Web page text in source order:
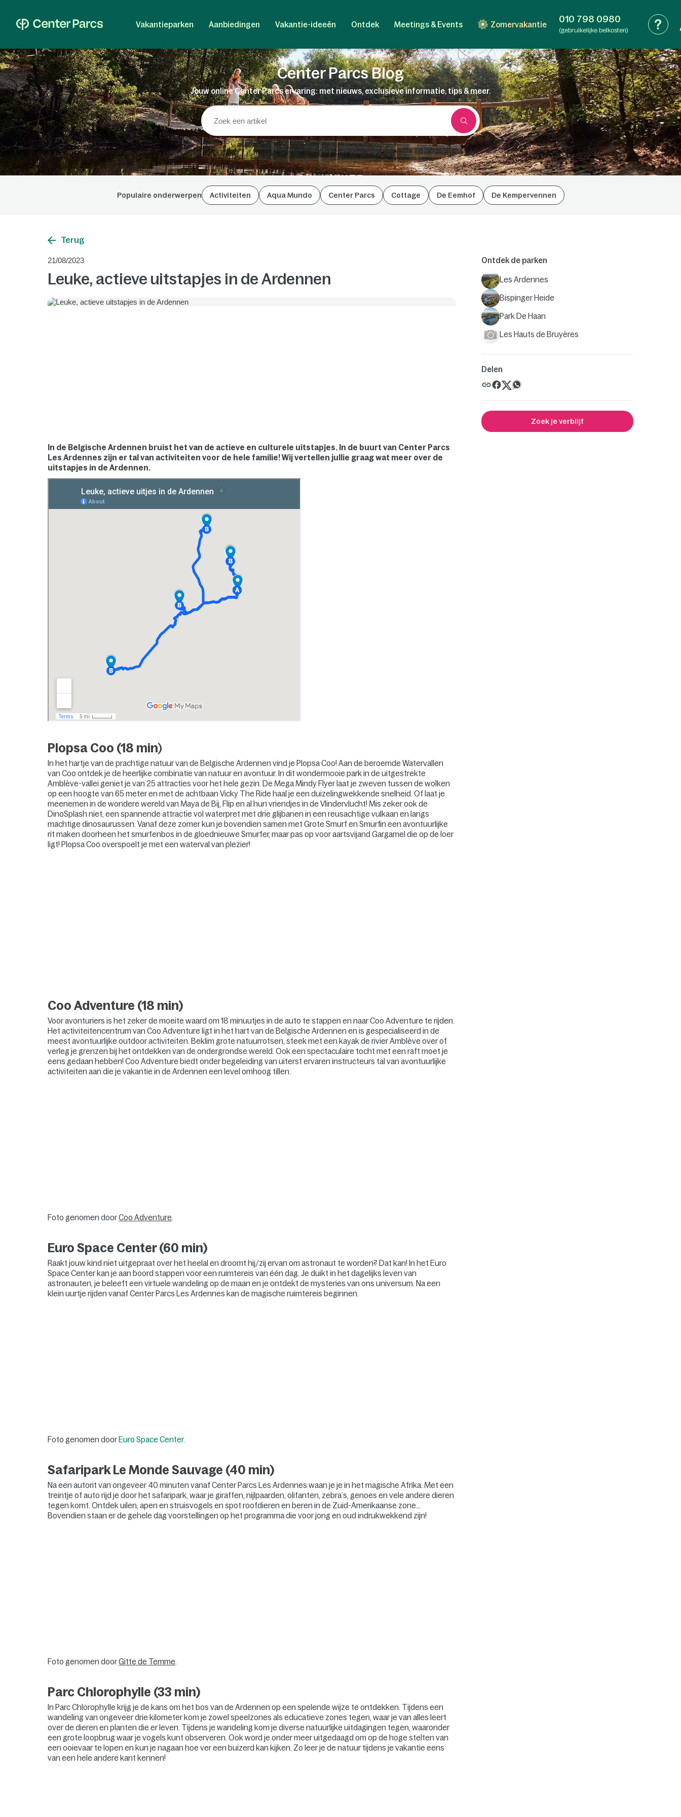
Vakantieparken Aanbiedingen Vakantie-ideeën Ontdek Meetings & Events Zomervakantie 010 798 0980
(gebruikelijke belkosten)
Center Parcs Blog
Jouw online Center Parcs ervaring: met nieuws, exclusieve informatie, tips & meer.
Populaire onderwerpen Activiteiten Aqua Mundo Center Parcs Cottage De Eemhof De Kempervennen
Terug
21/08/2023
Leuke, actieve uitstapjes in de Ardennen
In de Belgische Ardennen bruist het van de actieve en culturele uitstapjes. In de buurt van Center Parcs
Les Ardennes zijn er tal van activiteiten voor de hele familie! Wij vertellen jullie graag wat meer over de
uitstapjes in de Ardennen.
Plopsa Coo (18 min)
In het hartje van de prachtige natuur van de Belgische Ardennen vind je Plopsa Coo! Aan de beroemde Watervallen
van Coo ontdek je de heerlijke combinatie van natuur en avontuur. In dit wondermooie park in de uitgestrekte
Amblève-vallei geniet je van 25 attracties voor het hele gezin. De Mega Mindy Flyer laat je zweven tussen de wolken
op een hoogte van 65 meter en met de achtbaan Vicky The Ride haal je een duizelingwekkende snelheid. Of laat je
meenemen in de wondere wereld van Maya de Bij, Flip en al hun vriendjes in de Vlindervlucht! Mis zeker ook de
DinoSplash niet, een spannende attractie vol waterpret met drie glijbanen in een reusachtige vulkaan en langs
machtige dinosaurussen. Vanaf deze zomer kun je bovendien samen met Grote Smurf en Smurfin een avontuurlijke
rit maken doorheen het smurfenbos in de gloednieuwe Smurfer, maar pas op voor aartsvijand Gargamel die op de loer
ligt! Plopsa Coo overspoelt je met een waterval van plezier!
Coo Adventure (18 min)
Voor avonturiers is het zeker de moeite waard om 18 minuutjes in de auto te stappen en naar Coo Adventure te rijden.
Het activiteitencentrum van Coo Adventure ligt in het hart van de Belgische Ardennen en is gespecialiseerd in de
meest avontuurlijke outdoor activiteiten. Beklim grote natuurrotsen, steek met een kayak de rivier Amblève over of
verleg je grenzen bij het ontdekken van de ondergrondse wereld. Ook een spectaculaire tocht met een raft moet je
eens gedaan hebben! Coo Adventure biedt onder begeleiding van uiterst ervaren instructeurs tal van avontuurlijke
activiteiten aan die je vakantie in de Ardennen een level omhoog tillen.
Foto genomen doorCoo Adventure.
Euro Space Center (60 min)
Raakt jouw kind niet uitgepraat over het heelal en droomt hij/zij ervan om astronaut te worden? Dat kan! In het Euro
Space Center kan je aan boord stappen voor een ruimtereis van één dag. Je duikt in het dagelijks leven van
astronauten, je beleeft een virtuele wandeling op de maan en je ontdekt de mysteries van ons universum. Na een
klein uurtje rijden vanaf Center Parcs Les Ardennes kan de magische ruimtereis beginnen.
Foto genomen door Euro Space Center.
Safaripark Le Monde Sauvage (40 min)
Na een autorit van ongeveer 40 minuten vanaf Center Parcs Les Ardennes waan je je in het magische Afrika. Met een
treintje of auto rijd je door het safaripark, waar je giraffen, nijlpaarden, olifanten, zebra’s, genoes en vele andere dieren
tegen komt. Ontdek uilen, apen en struisvogels en spot roofdieren en beren in de Zuid-Amerikaanse zone…
Bovendien staan er de gehele dag voorstellingen op het programma die voor jong en oud indrukwekkend zijn!
Foto genomen doorGitte de Temme.
Parc Chlorophylle (33 min)
In Parc Chlorophylle krijg je de kans om het bos van de Ardennen op een spelende wijze te ontdekken. Tijdens een
wandeling van ongeveer drie kilometer kom je zowel speelzones als educatieve zones tegen, waar je van alles leert
over de dieren en planten die er leven. Tijdens je wandeling kom je diverse natuurlijke uitdagingen tegen, waaronder
een grote loopbrug waar je vogels kunt observeren. Ook word je onder meer uitgedaagd om op de hoge stelten van
een ooievaar te lopen en kun je nagaan hoe ver een buizerd kan kijken. Zo leer je de natuur tijdens je vakantie eens
van een hele andere kant kennen!
Ontdek de parken
Les Ardennes
Bispinger Heide
Park De Haan
Les Hauts de Bruyères
Delen
Zoek je verblijf